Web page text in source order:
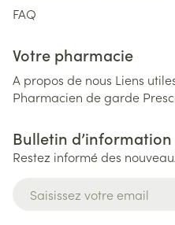
FAQ
Votre pharmacie
A propos de nous Liens
Pharmacien de garde
Bulletin d’information
Restez informé des